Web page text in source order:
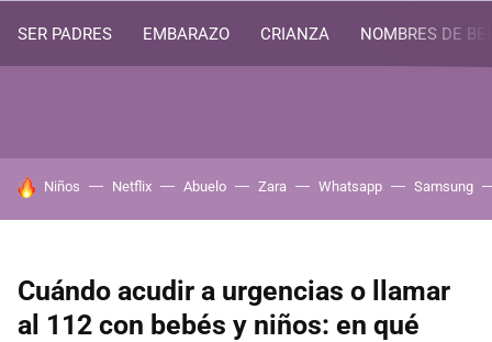
SER PADRES EMBARAZO CRIANZA NOMBRES DE
HOY SE HABLA DE
Niños Netflix Abuelo Zara Whatsapp Samsung
Cuándo acudir a urgencias o llamar
al 112 con bebés y niños: en qué